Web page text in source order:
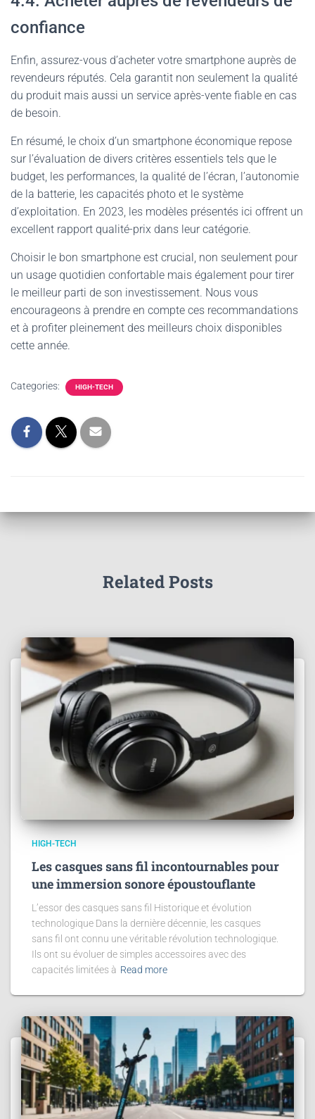
confiance
Enfin, assurez-vous d’acheter votre smartphone auprès de
revendeurs réputés. Cela garantit non seulement la qualité
du produit mais aussi un service après-vente fiable en cas
de besoin.
En résumé, le choix d’un smartphone économique repose
sur l’évaluation de divers critères essentiels tels que le
budget, les performances, la qualité de l’écran, l’autonomie
de la batterie, les capacités photo et le système
d’exploitation. En 2023, les modèles présentés ici offrent un
excellent rapport qualité-prix dans leur catégorie.
Choisir le bon smartphone est crucial, non seulement pour
un usage quotidien confortable mais également pour tirer
le meilleur parti de son investissement. Nous vous
encourageons à prendre en compte ces recommandations
et à profiter pleinement des meilleurs choix disponibles
cette année.
Categories: HIGH-TECH
Related Posts
HIGH-TECH
Les casques sans fil incontournables pour
une immersion sonore époustouflante
L’essor des casques sans fil Historique et évolution
technologique Dans la dernière décennie, les casques
sans fil ont connu une véritable révolution technologique.
Ils ont su évoluer de simples accessoires avec des
capacités limitées à Read more